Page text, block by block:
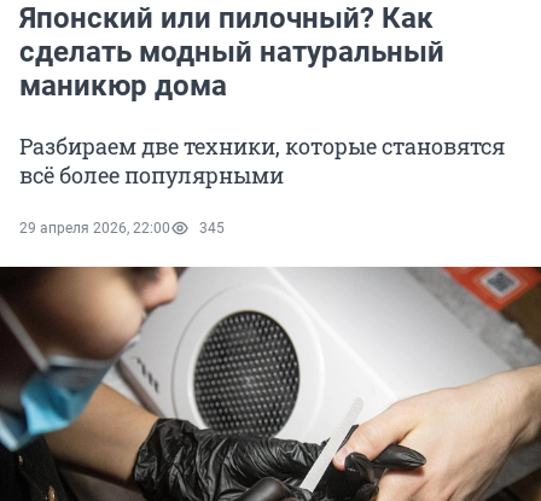
Японский или пилочный? Как
сделать модный натуральный
маникюр дома
Разбираем две техники, которые становятся
всё более популярными
29 апреля 2026, 22:00 345